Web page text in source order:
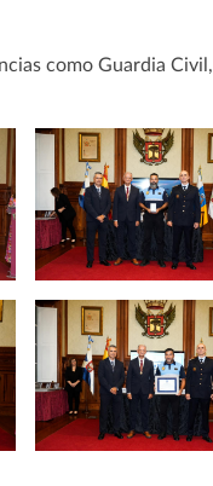
como Guardia Civil,